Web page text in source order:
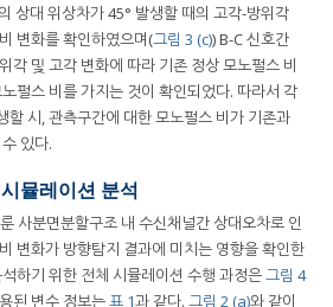
상대 위상차가 45° 발생할 때의 고각-방위각
변화를 확인하였으며(그림 3 (c)) B-C 신호간
각 및 고각 변화에 따라 기존 정상 모노펄스 비
펄스 비를 가지는 것이 확인되었다. 따라서 각
할 시, 관측구간에 대한 모노펄스 비가 기존과
있다.
뮬레이션 분석
사분면분할구조 내 수신채널간 상대오차로 인
변화가 방향탐지 결과에 미치는 영향을 확인한
하기 위한 전체 시뮬레이션 수행 과정은그림 4
된 변수 정보는표 1과 같다. 그림 2 (a)와 같이